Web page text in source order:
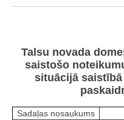
Talsu novada
saistošo
situācijā
Sadaļas nosaukums